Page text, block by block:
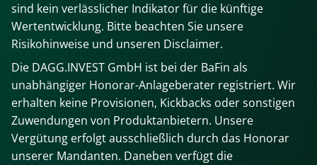
sind kein verlässlicher Indikator für die künftige
Wertentwicklung. Bitte beachten Sie unsere
Risikohinweise und unseren Disclaimer.
Die DAGG.INVEST GmbH ist bei der BaFin als
unabhängiger Honorar-Anlageberater registriert. Wir
erhalten keine Provisionen, Kickbacks oder sonstigen
Zuwendungen von Produktanbietern. Unsere
Vergütung erfolgt ausschließlich durch das Honorar
unserer Mandanten. Daneben verfügt die